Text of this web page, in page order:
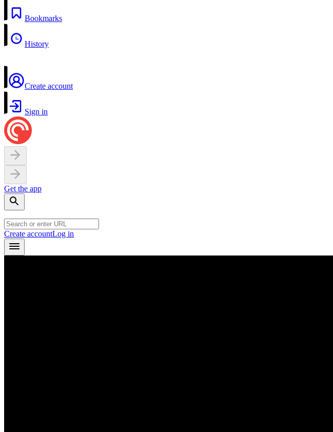
Bookmarks
History
Create account
Sign in
Get the app
Create accountLog in